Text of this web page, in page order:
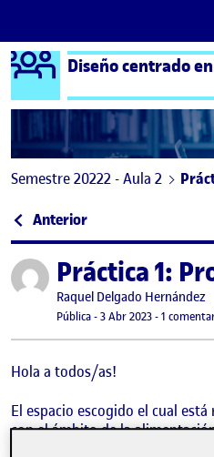
Saltar al contenido
Logo Ágora
Semestre 20222 - Aula 2
Navegación
Anterior: Práctica 1:
Publicado porPráctica 1:
Publicado por
Raquel Delgado Hernández
Visibilidad:
Pública-Fecha de publicación
3 Abr 202314 abril,
-1
Hola a todos/as!
El espacio escogido el cual
con el ámbito de la